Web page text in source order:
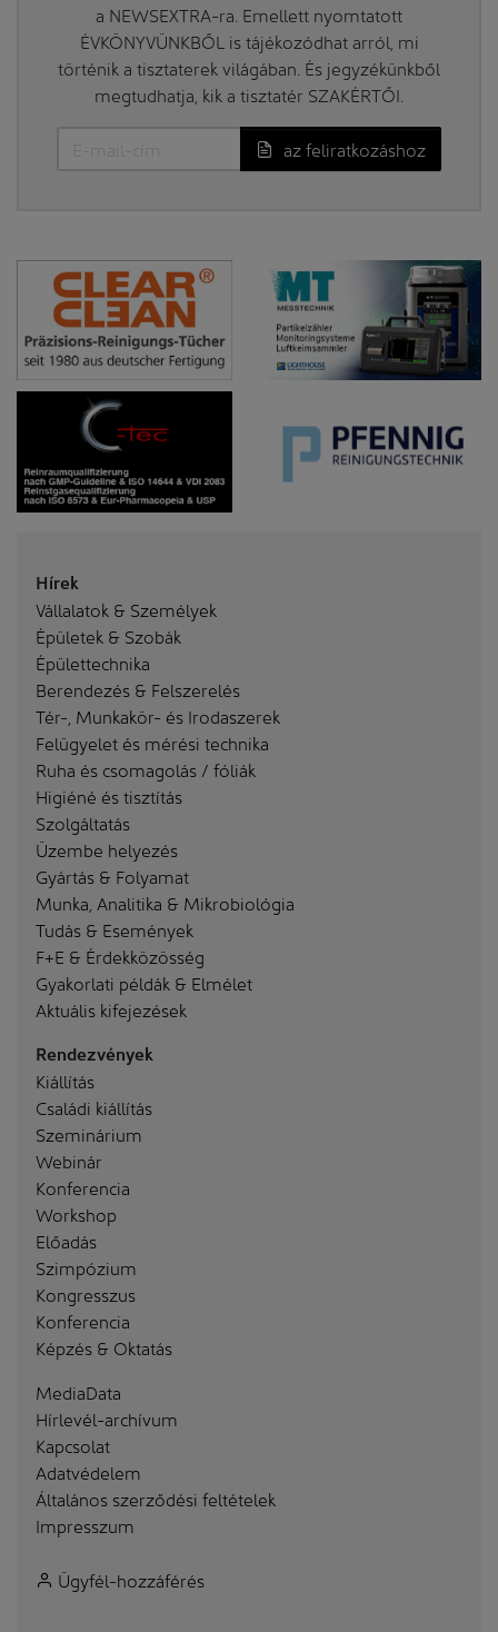
a NEWSEXTRA-ra. Emellett nyomtatott
ÉVKÖNYVÜNKBŐL is tájékozódhat arról, mi
történik a tisztaterek világában. És jegyzékünkből
megtudhatja, kik a tisztatér SZAKÉRTŐI.
az feliratkozáshoz
Hírek
Vállalatok & Személyek
Épületek & Szobák
Épülettechnika
Berendezés & Felszerelés
Tér-, Munkakör- és Irodaszerek
Felügyelet és mérési technika
Ruha és csomagolás / fóliák
Higiéné és tisztítás
Szolgáltatás
Üzembe helyezés
Gyártás & Folyamat
Munka, Analitika & Mikrobiológia
Tudás & Események
F+E & Érdekközösség
Gyakorlati példák & Elmélet
Aktuális kifejezések
Rendezvények
Kiállítás
Családi kiállítás
Szeminárium
Webinár
Konferencia
Workshop
Előadás
Szimpózium
Kongresszus
Konferencia
Képzés & Oktatás
MediaData
Hírlevél-archívum
Kapcsolat
Adatvédelem
Általános szerződési feltételek
Impresszum
Ügyfél-hozzáférés